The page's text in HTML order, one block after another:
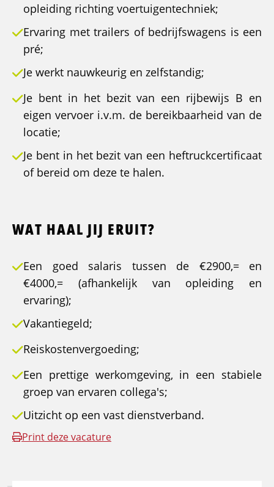
opleiding richting voertuigentechniek;
Ervaring met trailers of bedrijfswagens is een
pré;
Je werkt nauwkeurig en zelfstandig;
Je bent in het bezit van een rijbewijs B en
eigen vervoer i.v.m. de bereikbaarheid van de
locatie;
Je bent in het bezit van een heftruckcertificaat
of bereid om deze te halen.
WAT HAAL JIJ ERUIT?
Een goed salaris tussen de €2900,= en
€4000,= (afhankelijk van opleiding en
ervaring);
Vakantiegeld;
Reiskostenvergoeding;
Een prettige werkomgeving, in een stabiele
groep van ervaren collega's;
Uitzicht op een vast dienstverband.
Print deze vacature